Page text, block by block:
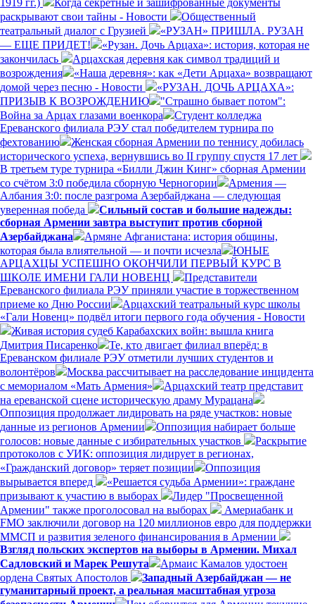
раскрывают свои тайны - Новости
Общественный
театральный диалог с Грузией
«РУЗАН» ПРИШЛА. РУЗАН
— ЕЩЕ ПРИДЕТ!
«Рузан. Дочь Арцаха»: история, которая не
закончилась
Арцахская деревня как символ традиций и
возрождения
«Наша деревня»: как «Дети Арцаха» возвращают
домой через песню - Новости
«РУЗАН. ДОЧЬ АРЦАХА»:
ПРИЗЫВ К ВОЗРОЖДЕНИЮ
"Страшно бывает потом":
Война за Арцах глазами военкора
Студент колледжа
Ереванского филиала РЭУ стал победителем турнира по
фехтованию
Женская сборная Армении по теннису добилась
исторического успеха, вернувшись во II группу спустя 17 лет
В третьем туре турнира «Билли Джин Кинг» сборная Армении
со счётом 3:0 победила сборную Черногории
Армения —
Албания 3:0: после разгрома Азербайджана — следующая
уверенная победа
Сильный состав и большие надежды:
сборная Армении завтра выступит против сборной
Азербайджана
Армяне Афганистана: история общины,
которая была влиятельной — и почти исчезла
ЮНЫЕ
АРЦАХЦЫ УСПЕШНО ОКОНЧИЛИ ПЕРВЫЙ КУРС В
ШКОЛЕ ИМЕНИ ГАЛИ НОВЕНЦ
Представители
Ереванского филиала РЭУ приняли участие в торжественном
приеме ко Дню России
Арцахский театральный курс школы
«Гали Новенц» подвёл итоги первого года обучения - Новости
Живая история судеб Карабахских войн: вышла книга
Дмитрия Писаренко
Те, кто двигает филиал вперёд: в
Ереванском филиале РЭУ отметили лучших студентов и
волонтёров
Москва рассчитывает на расследование инцидента
с мемориалом «Мать Армения»
Арцахский театр представит
на ереванской сцене историческую драму Мурацана
Оппозиция продолжает лидировать на ряде участков: новые
данные из регионов Армении
Оппозиция набирает больше
голосов: новые данные с избирательных участков
Раскрытие
протоколов с УИК: оппозиция лидирует в регионах,
«Гражданский договор» теряет позиции
Оппозиция
вырывается вперед
«Решается судьба Армении»: граждане
призывают к участию в выборах
Лидер "Просвещенной
Армении" также проголосовал на выборах
Америабанк и
FMO заключили договор на 120 миллионов евро для поддержки
ММСП и развития зеленого финансирования в Армении
Взгляд польских экспертов на выборы в Армении. Михал
Садловский и Марек Решута
Армаис Камалов удостоен
ордена Святых Апостолов
Западный Азербайджан — не
гуманитарный проект, а реальная масштабная угроза